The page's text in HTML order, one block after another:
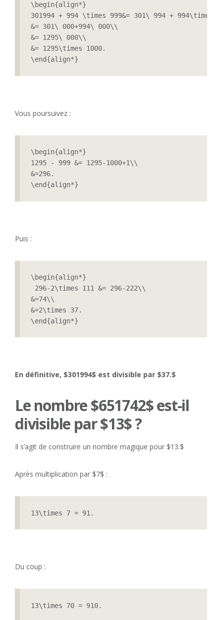
\begin{align*}
301994 + 994 \times 999&= 301\ 994 + 994\times
&= 301\ 000+994\ 000\\
&= 1295\ 000\\
&= 1295\times 1000.
Vous poursuivez :
\begin{align*}
1295 - 999 &= 1295-1000+1\\
&=296.
\end{align*}
Puis :
\begin{align*}
296-2\times 111 &= 296-222\\
&=74\\
&=2\times 37.
En définitive, $301994$ est divisible par $37.$
Le nombre $651742$ est-il
divisible par $13$ ?
Il s’agit de construire un nombre magique pour $13.$
Après multiplication par $7$ :
13\times 7 = 91.
Du coup :
13\times 70 = 910.